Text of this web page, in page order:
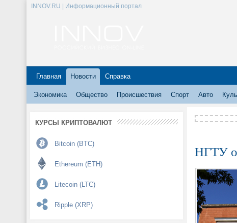
INNOV.RU | Информационный портал
Главная Новости Справка
Экономика Общество Происшествия Спорт Авто
КУРСЫ КРИПТОВАЛЮТ
Bitcoin (BTC)
Ethereum (ETH)
Litecoin (LTC)
Ripple (XRP)
НГТУ